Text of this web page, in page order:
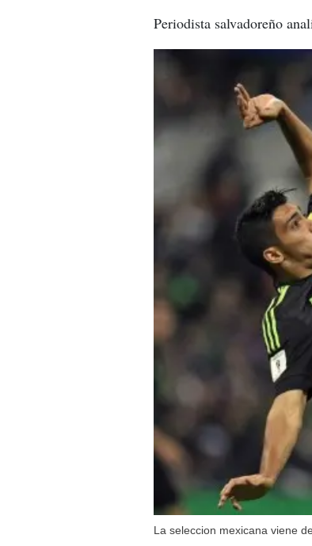
Periodista salvadoreño
La seleccion mexicana viene